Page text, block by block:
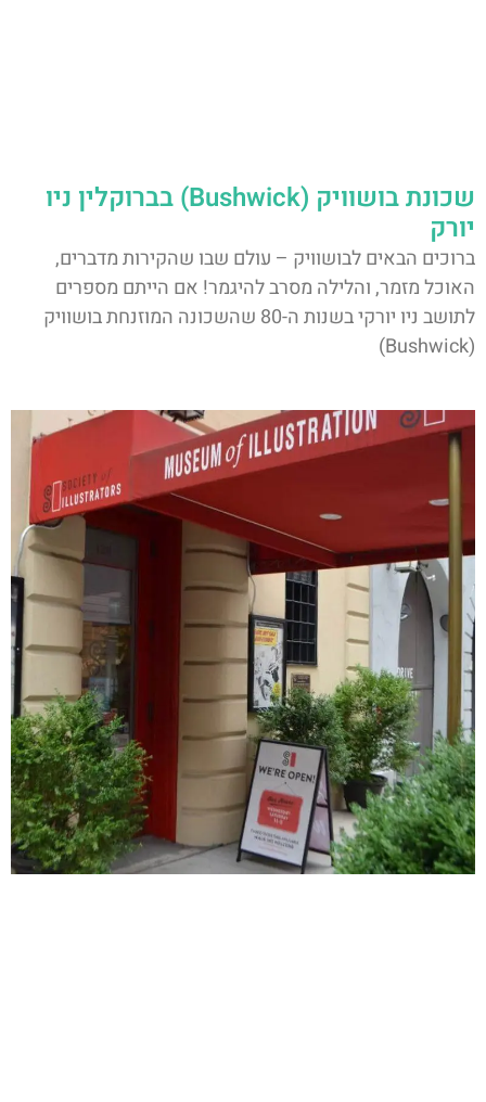
שכונת בושוויק (Bushwick) בברוקלין ניו
יורק
ברוכים הבאים לבושוויק – עולם שבו שהקירות מדברים,
האוכל מזמר, והלילה מסרב להיגמר! אם הייתם מספרים
לתושב ניו יורקי בשנות ה-80 שהשכונה המוזנחת בושוויק
(Bushwick)